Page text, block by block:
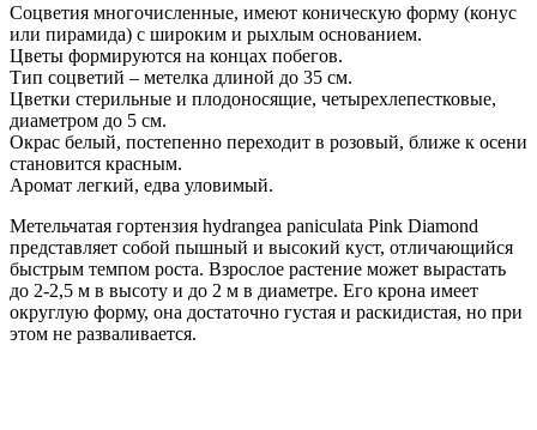
Соцветия многочисленные, имеют коническую форму (конус
или пирамида) с широким и рыхлым основанием.
Цветы формируются на концах побегов.
Тип соцветий – метелка длиной до 35 см.
Цветки стерильные и плодоносящие, четырехлепестковые,
диаметром до 5 см.
Окрас белый, постепенно переходит в розовый, ближе к осени
становится красным.
Аромат легкий, едва уловимый.
Метельчатая гортензия hydrangea paniculata Pink Diamond
представляет собой пышный и высокий куст, отличающийся
быстрым темпом роста. Взрослое растение может вырастать
до 2-2,5 м в высоту и до 2 м в диаметре. Его крона имеет
округлую форму, она достаточно густая и раскидистая, но при
этом не разваливается.